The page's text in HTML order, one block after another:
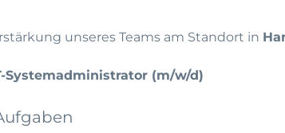
unseres Teams am Standort in
Systemadministrator (m/w/d)